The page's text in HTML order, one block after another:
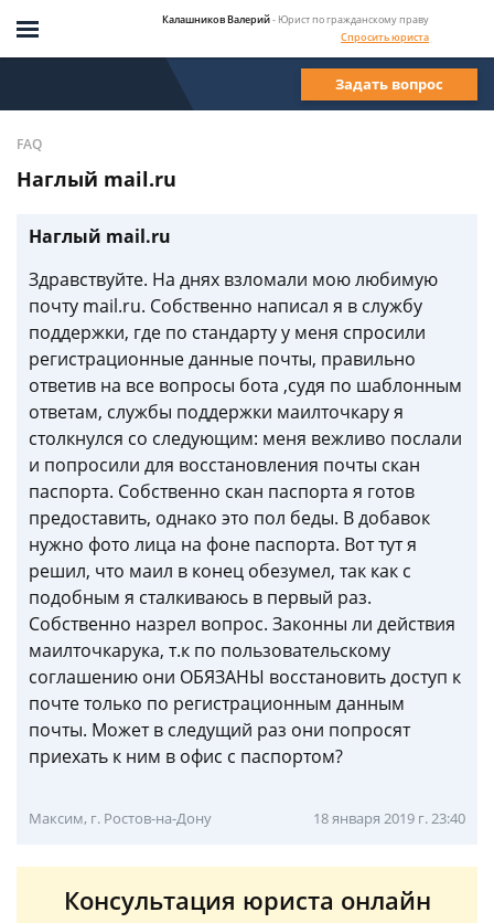
Калашников Валерий- Юрист по гражданскому праву
Спросить юриста
Задать вопрос
FAQ
Наглый mail.ru
Наглый mail.ru
Здравствуйте. На днях взломали мою любимую
почту mail.ru. Собственно написал я в службу
поддержки, где по стандарту у меня спросили
регистрационные данные почты, правильно
ответив на все вопросы бота ,судя по шаблонным
ответам, службы поддержки маилточкару я
столкнулся со следующим: меня вежливо послали
и попросили для восстановления почты скан
паспорта. Собственно скан паспорта я готов
предоставить, однако это пол беды. В добавок
нужно фото лица на фоне паспорта. Вот тут я
решил, что маил в конец обезумел, так как с
подобным я сталкиваюсь в первый раз.
Собственно назрел вопрос. Законны ли действия
маилточкарука, т.к по пользовательскому
соглашению они ОБЯЗАНЫ восстановить доступ к
почте только по регистрационным данным
почты. Может в следущий раз они попросят
приехать к ним в офис с паспортом?
Максим, г. Ростов-на-Дону 18 января 2019 г. 23:40
Консультация юриста онлайн